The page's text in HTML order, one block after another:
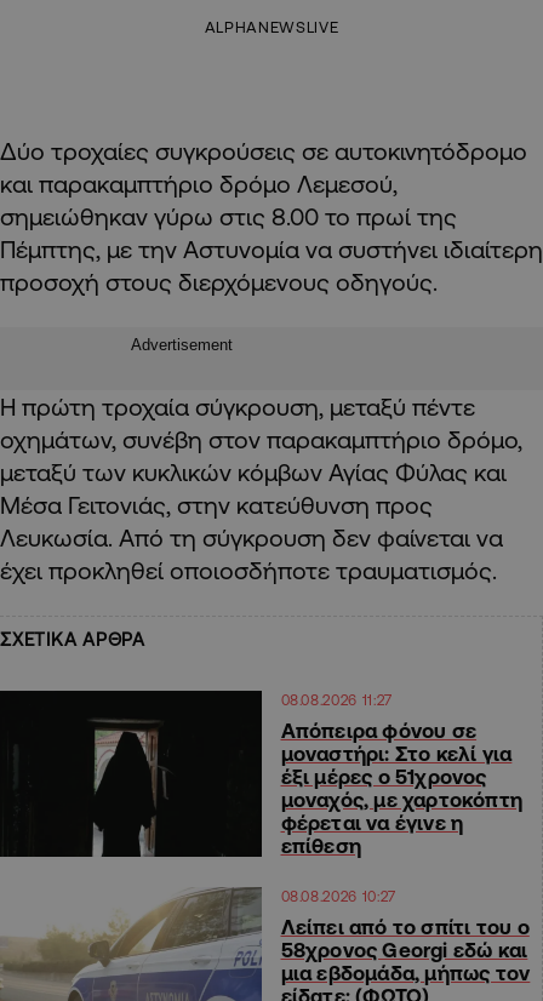
ALPHANEWSLIVE
Δύο τροχαίες συγκρούσεις σε αυτοκινητόδρομο
και παρακαμπτήριο δρόμο Λεμεσού,
σημειώθηκαν γύρω στις 8.00 το πρωί της
Πέμπτης, με την Αστυνομία να συστήνει ιδιαίτερη
προσοχή στους διερχόμενους οδηγούς.
Advertisement
Η πρώτη τροχαία σύγκρουση, μεταξύ πέντε
οχημάτων, συνέβη στον παρακαμπτήριο δρόμο,
μεταξύ των κυκλικών κόμβων Αγίας Φύλας και
Μέσα Γειτονιάς, στην κατεύθυνση προς
Λευκωσία. Από τη σύγκρουση δεν φαίνεται να
έχει προκληθεί οποιοσδήποτε τραυματισμός.
ΣΧΕΤΙΚΑ ΑΡΘΡΑ
08.08.2026 11:27
Απόπειρα φόνου σε
μοναστήρι: Στο κελί για
έξι μέρες ο 51χρονος
μοναχός, με χαρτοκόπτη
φέρεται να έγινε η
επίθεση
08.08.2026 10:27
Λείπει από το σπίτι του ο
58χρονος Georgi εδώ και
μια εβδομάδα, μήπως τον
είδατε; (ΦΩΤΟ)